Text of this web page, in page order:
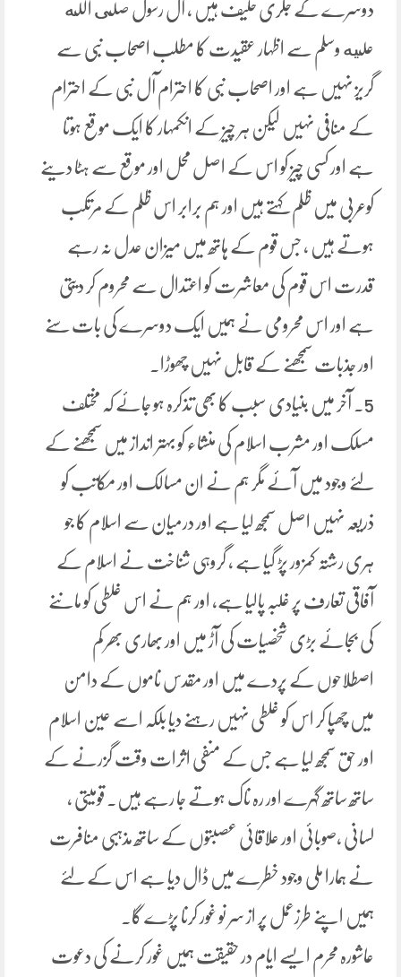
دوسرے کے جگری حلیف ہیں ، آل رسول صلى الله
عليه وسلم سے اظہار عقیدت کا مطلب اصحاب نبی سے
گریز نہیں ہے اور اصحاب نبی کا احترام آل نبی کے احترام
کے منافی نہیں لیکن ہر چیز کے انکمہار کا ایک موقع ہوتا
ہے اور کسی چیز کو اس کے اصل محل اور موقع سے ہٹا دینے
کوعربی میں ظلم کہتے ہیں اور ہم برابر اس ظلم کے مرتکب
ہوتے ہیں ، جس قوم کے ہاتھ میں میزان عدل نہ رہے
قدرت اس قوم کی معاشرت کو اعتدال سے محروم کر دیتی
ہے اور اس محرومی نے ہمیں ایک دوسرے کی بات سنے
اور جذبات سمجھنے کے قابل نہیں چھوڑا۔
5۔ آخر میں بنیادی سبب کا بھی تذکرہ ہو جائے کہ مختلف
مسلک اور مشرب اسلام کی منشاء کو بہتر انداز میں سمجھنے کے
لئے وجود میں آئے مگر ہم نے ان مسالک اور مکاتب کو
ذریعہ نہیں اصل سمجھ لیا ہے اور درمیان سے اسلام کا جو
ہری رشتہ کمزور پڑ گیا ہے ، گروہی شناخت نے اسلام کے
آفاقی تعارف پر غلبہ پالیا ہے، اور ہم نے اس غلطی کو ماننے
کی بجائے بڑی شخصیات کی آڑ میں اور بھاری بھر کم
اصطلاحوں کے پردے میں اور مقدس ناموں کے دامن
میں چھپا کر اس کو غلطی نہیں رہنے دیا بلکہ اسے عین اسلام
اور حق سمجھ لیا ہے جس کے منفی اثرات وقت گزرنے کے
ساتھ ساتھ گہرے اور رہ ناک ہوتے جا رہے ہیں۔ قومیتی ،
لسانی ،صوبائی اور علاقائی عصبتوں کے ساتھ مذہبی منافرت
نے ہمارا ملی وجود خطرے میں ڈال دیا ہے اس کے لئے
ہمیں اپنے طرزعمل پر از سر نو غور کرنا پڑے گا۔
عاشورہ محرم ایسے ایام در حقیقت ہمیں غور کرنے کی دعوت